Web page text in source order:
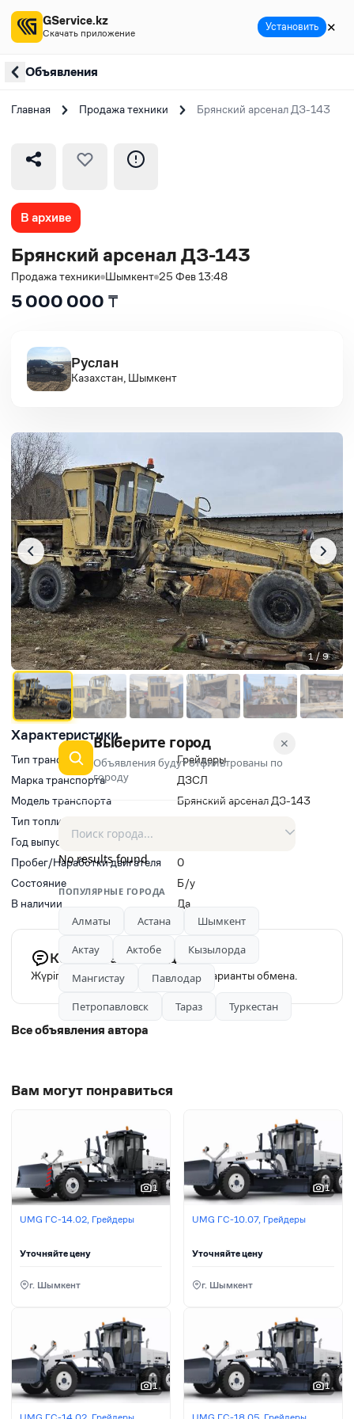
Объявления
Главная Продажа техники Брянский арсенал ДЗ-143
В архиве
Брянский арсенал ДЗ-143
Продажа техники Шымкент 25 Фев 13:48
5 000 000 ₸
Руслан
Казахстан, Шымкент
Характеристики
Тип транспорта
Грейдеры
Марка транспорта
ДЗСЛ
Модель транспорта
Брянский арсенал ДЗ-143
Тип топлива
Год выпуска
Пробег/Наработки двигателя
0
Состояние
Б/у
В наличии
Да
1 / 9
Комментарий продавца
Жүріп тұр. Исправном состоянии. Варианты обмена.
Все объявления автора
Вам могут понравиться
1
UMG ГС-14.02, Грейдеры
Уточняйте цену
г. Шымкент
1
UMG ГС-10.07, Грейдеры
Уточняйте цену
г. Шымкент
1 1
GService.kz
Скачать приложение Установить ✕
✕
Выберите город
Объявления будут отфильтрованы по
городу
No results found
ПОПУЛЯРНЫЕ ГОРОДА
Алматы Астана
Шымкент
Актау
Актобе
Кызылорда
Мангистау
Павлодар
Петропавловск
Тараз Туркестан